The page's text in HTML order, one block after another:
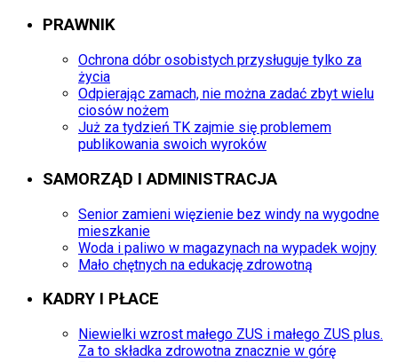
PRAWNIK
Ochrona dóbr osobistych przysługuje tylko za
życia
Odpierając zamach, nie można zadać zbyt wielu
ciosów nożem
Już za tydzień TK zajmie się problemem
publikowania swoich wyroków
SAMORZĄD I ADMINISTRACJA
Senior zamieni więzienie bez windy na wygodne
mieszkanie
Woda i paliwo w magazynach na wypadek wojny
Mało chętnych na edukację zdrowotną
KADRY I PŁACE
Niewielki wzrost małego ZUS i małego ZUS plus.
Za to składka zdrowotna znacznie w górę